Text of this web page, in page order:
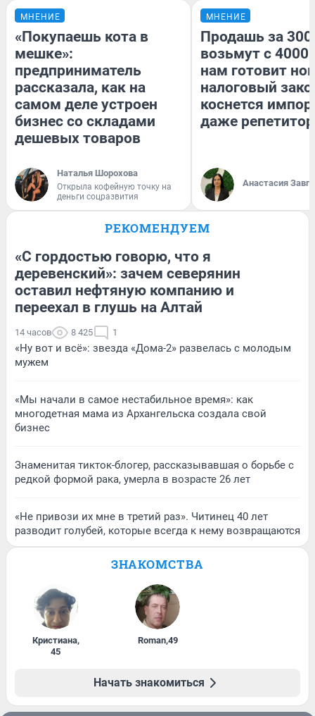
МНЕНИЕ
«Покупаешь кота в
мешке»:
предприниматель
рассказала, как на
самом деле устроен
бизнес со складами
дешевых товаров
Наталья Шорохова
Открыла кофейную точку на
деньги соцразвития
МНЕНИЕ
Продашь за
возьмут с
нам готовит
налоговый
коснется
даже
Анастасия
РЕКОМЕНДУЕМ
«С гордостью говорю, что я
деревенский»: зачем северянин
оставил нефтяную компанию и
переехал в глушь на Алтай
14 часов 8 425 1
«Ну вот и всё»: звезда «Дома-2» развелась с молодым
мужем
«Мы начали в самое нестабильное время»: как
многодетная мама из Архангельска создала свой
бизнес
Знаменитая тикток-блогер, рассказывавшая о борьбе с
редкой формой рака, умерла в возрасте 26 лет
«Не привози их мне в третий раз». Читинец 40 лет
разводит голубей, которые всегда к нему возвращаются
ЗНАКОМСТВА
Кристиана,
45
Roman,49
Начать знакомиться